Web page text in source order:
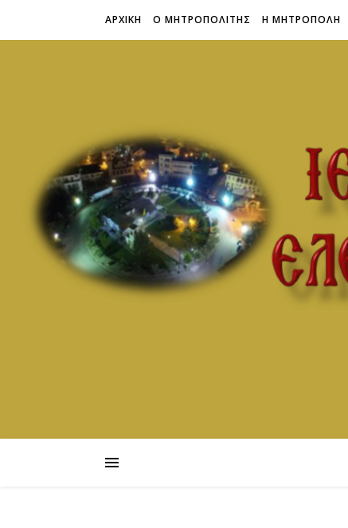
ΑΡΧΙΚΗ Ο ΜΗΤΡΟΠΟΛΙΤΗΣ Η ΜΗΤΡΟΠΟΛΗ